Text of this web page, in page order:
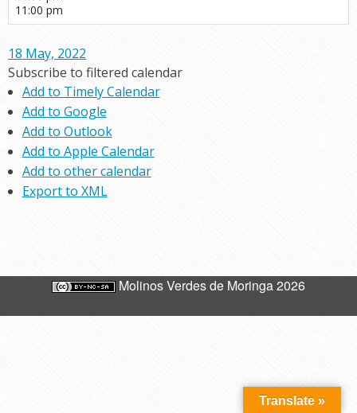
11:00 pm
18 May, 2022
Subscribe to filtered calendar
Add to Timely Calendar
Add to Google
Add to Outlook
Add to Apple Calendar
Add to other calendar
Export to XML
Molinos Verdes de Moringa 2026
Translate »